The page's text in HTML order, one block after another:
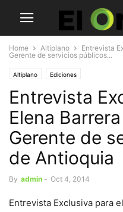
Home Altiplano
Entrevista
Gerente de servicios públicos...
Altiplano Ediciones
Entrevista
Elena
Gerente de
de Antioquia
By admin - Oct 4, 2014
Entrevista Exclusiva para